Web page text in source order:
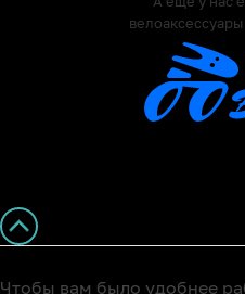
Чтобы вам было удобнее